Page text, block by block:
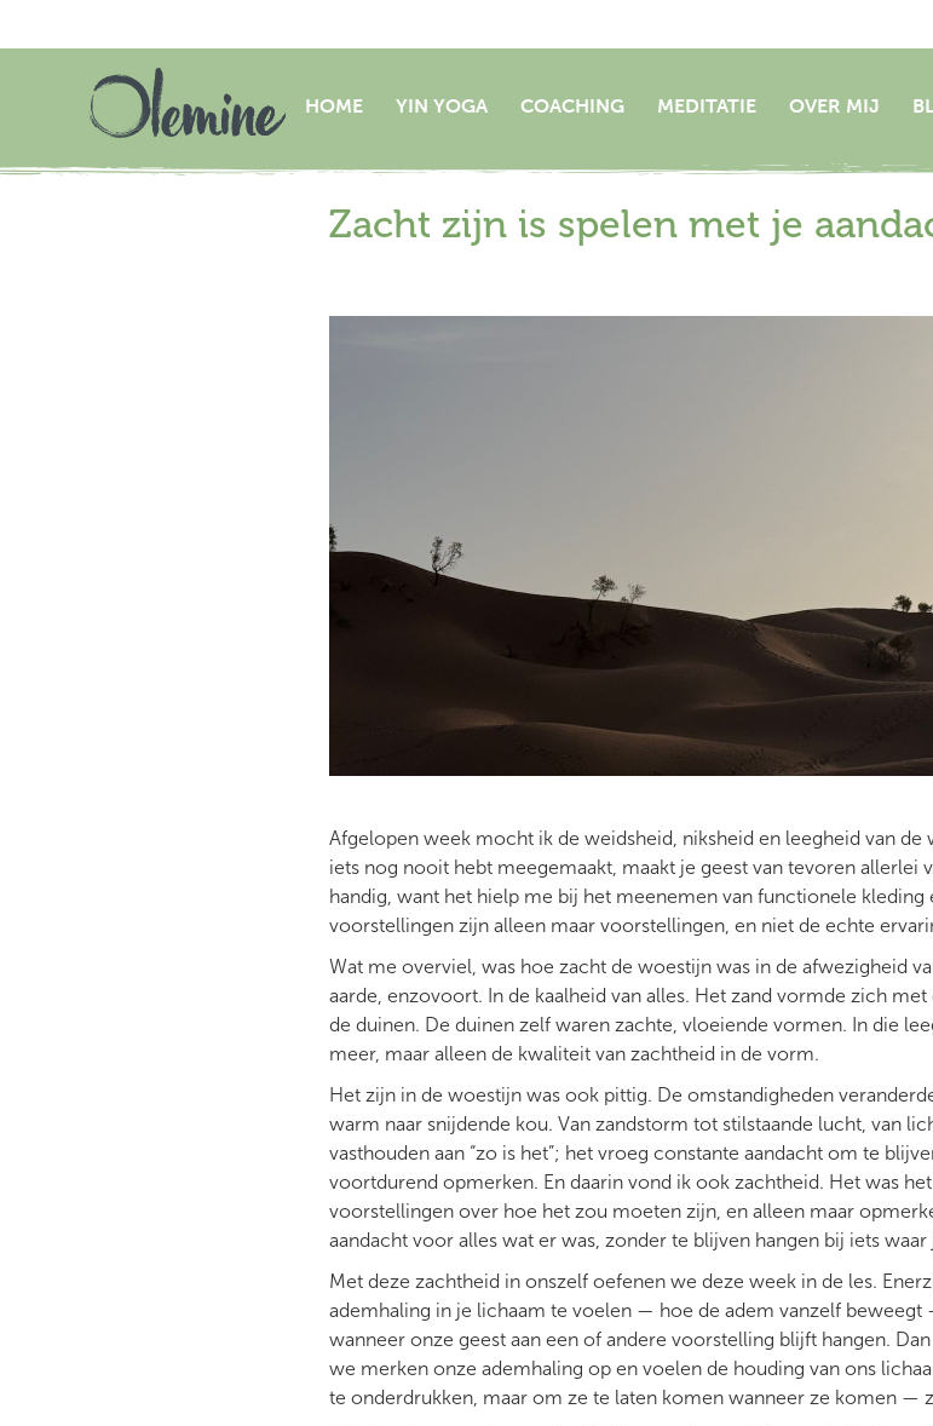
HOME YIN YOGA COACHING MEDITATIE OVER MIJ
Zacht zijn is spelen met je
Afgelopen week mocht ik de weidsheid, niksheid en leegheid van
iets nog nooit hebt meegemaakt, maakt je geest van tevoren allerlei
handig, want het hielp me bij het meenemen van functionele kleding
voorstellingen zijn alleen maar voorstellingen, en niet de echte
Wat me overviel, was hoe zacht de woestijn was in de afwezigheid
aarde, enzovoort. In de kaalheid van alles. Het zand vormde zich
de duinen. De duinen zelf waren zachte, vloeiende vormen. In die
meer, maar alleen de kwaliteit van zachtheid in de vorm.
Het zijn in de woestijn was ook pittig. De omstandigheden
warm naar snijdende kou. Van zandstorm tot stilstaande lucht, van
vasthouden aan “zo is het”; het vroeg constante aandacht om te
voortdurend opmerken. En daarin vond ik ook zachtheid. Het was
voorstellingen over hoe het zou moeten zijn, en alleen maar
aandacht voor alles wat er was, zonder te blijven hangen bij iets
Met deze zachtheid in onszelf oefenen we deze week in de les.
ademhaling in je lichaam te voelen — hoe de adem vanzelf
wanneer onze geest aan een of andere voorstelling blijft hangen.
we merken onze ademhaling op en voelen de houding van ons
te onderdrukken, maar om ze te laten komen wanneer ze komen —